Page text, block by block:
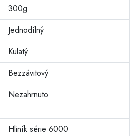
300g
Jednodílný
Kulatý
Bezzávitový
Nezahrnuto
Hliník série 6000